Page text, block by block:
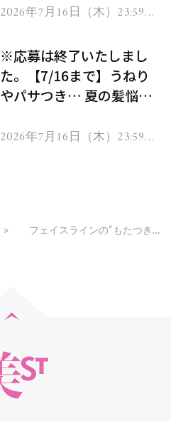
ヘアドライヤー ジュエル
2026年7月16日（木）23:59ま
※応募は終了いたしまし
た。【7/16まで】うねり
やパサつき… 夏の髪悩み
ムを13名様にプレゼン
2026年7月16日（木）23:59ま
フェイスラインの“もたつき”が印象を左右することを発見